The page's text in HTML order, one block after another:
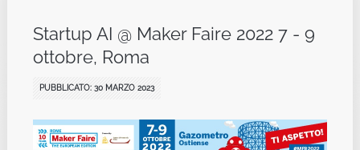
Startup AI @ Maker Faire 2022 7 - 9
ottobre, Roma
PUBBLICATO: 30 MARZO 2023